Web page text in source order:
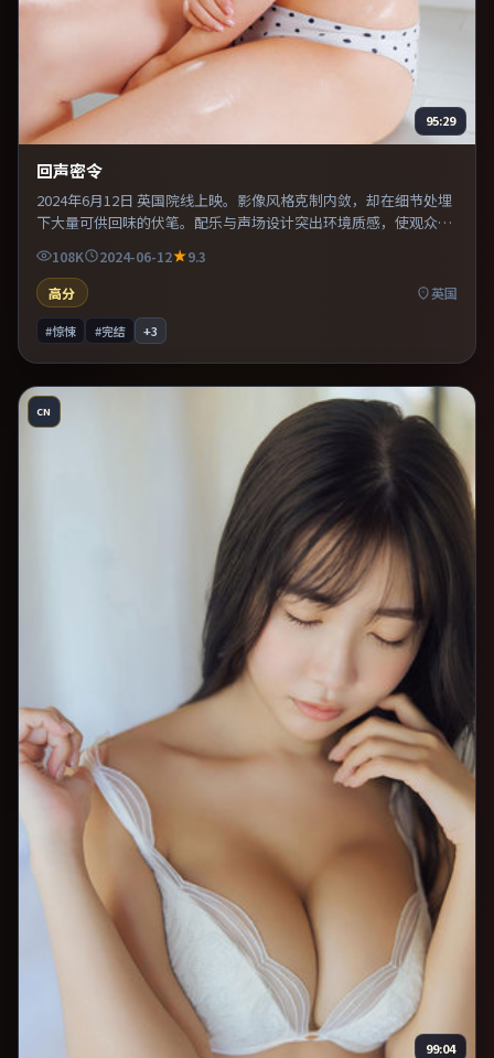
95:29
回声密令
2024年6月12日 英国院线上映。影像风格克制内敛，却在细节处埋
下大量可供回味的伏笔。配乐与声场设计突出环境质感，使观众更
易沉浸其中。既有类型片爽感，也保留作者表达，口碑潜力不俗。
108K 2024-06-12
9.3
高分
英国
#惊悚 #完结 +3
CN
99:04